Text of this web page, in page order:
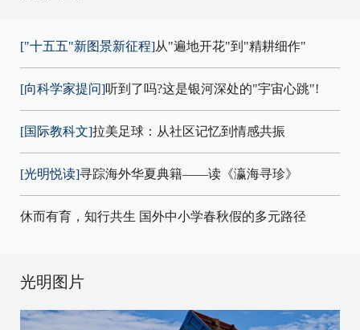
["十五五"新图景新征程]从"遍地开花"到"精耕细作"
[向科学家提问]听到了吗?这是银河深处的"宇宙心跳"!
[国际教科文]拉美足球：从社区记忆到情感共振
[光明悦读]寻踪海外华夏典籍——读《瀛海寻珍》
休而有育，知行共生 国外中小学春秋假的多元路径
光明图片